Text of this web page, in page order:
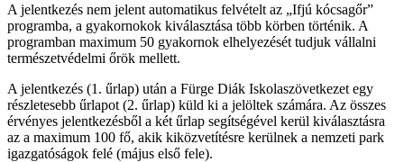
A jelentkezés nem jelent automatikus felvételt az „Ifjú kócsagőr”
programba, a gyakornokok kiválasztása több körben történik. A
programban maximum 50 gyakornok elhelyezését tudjuk vállalni
természetvédelmi őrök mellett.
A jelentkezés (1. űrlap) után a Fürge Diák Iskolaszövetkezet egy
részletesebb űrlapot (2. űrlap) küld ki a jelöltek számára. Az összes
érvényes jelentkezésből a két űrlap segítségével kerül kiválasztásra
az a maximum 100 fő, akik kiközvetítésre kerülnek a nemzeti park
igazgatóságok felé (május első fele).